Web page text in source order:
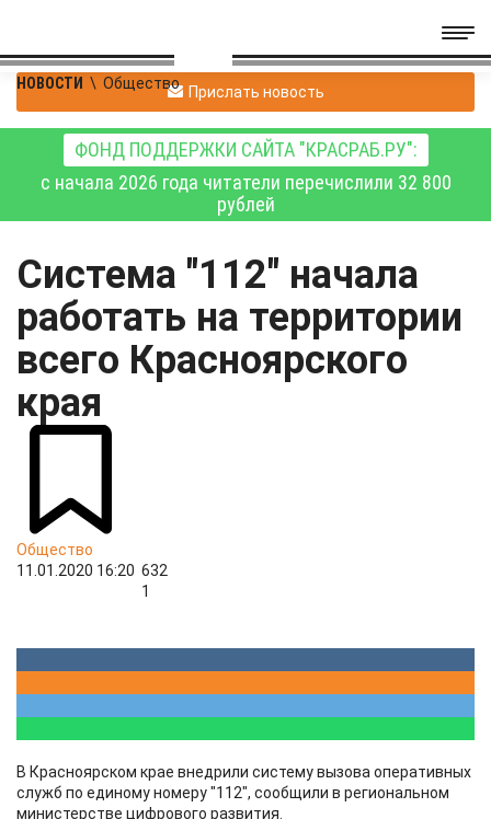
НОВОСТИ \ Общество Прислать новость
ФОНД ПОДДЕРЖКИ САЙТА "КРАСРАБ.РУ":
с начала 2026 года читатели перечислили 32 800
рублей
Система "112" начала
работать на территории
всего Красноярского
края
Общество
11.01.2020 16:20 632
1
В Красноярском крае внедрили систему вызова оперативных
служб по единому номеру "112", сообщили в региональном
министерстве цифрового развития.